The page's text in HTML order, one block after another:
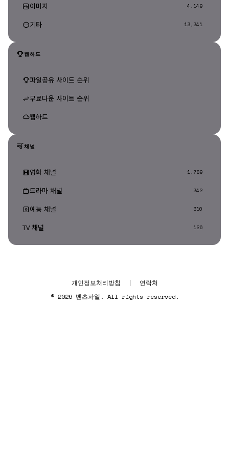
이미지 4,149
기타 13,341
웹하드
파일공유 사이트 순위
무료다운 사이트 순위
웹하드
채널
영화 채널 1,789
드라마 채널 342
예능 채널 310
TV 채널 126
개인정보처리방침 |
연락처
© 2026 벤츠파일. All rights reserved.